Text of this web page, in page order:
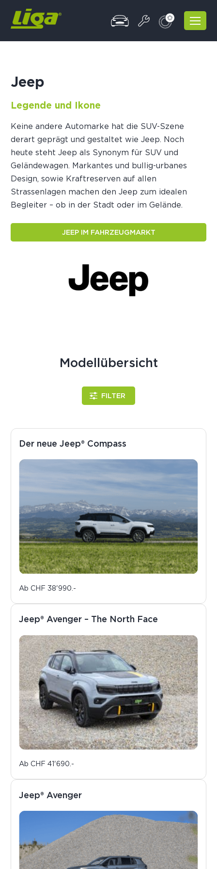
Jeep
Legende und Ikone
Keine andere Automarke hat die SUV-Szene
derart geprägt und gestaltet wie Jeep. Noch
heute steht Jeep als Synonym für SUV und
Geländewagen. Markantes und bullig-urbanes
Design, sowie Kraftreserven auf allen
Strassenlagen machen den Jeep zum idealen
Begleiter – ob in der Stadt oder im Gelände.
JEEP IM FAHRZEUGMARKT
Modellübersicht
FILTER
Der neue Jeep® Compass
AbCHF 38'990.-
Jeep® Avenger – The North Face
AbCHF 41'690.-
Jeep® Avenger